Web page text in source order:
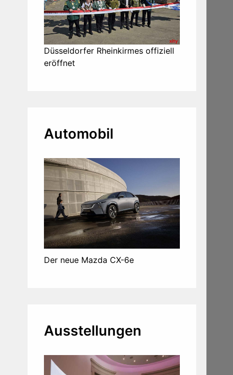
Düsseldorfer Rheinkirmes offiziell
eröffnet
Automobil
Der neue Mazda CX-6e
Ausstellungen